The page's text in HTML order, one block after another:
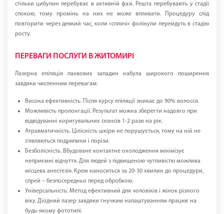
стільки цибулин перебуває в активній фазі. Решта перебувають у стадії
спокою, тому промінь на них не може впливати. Процедуру слід
повторити через деякий час, коли «сплячі» фолікули перейдуть в стадію
росту.
ПЕРЕВАГИ ПОСЛУГИ В ЖИТОМИРІ
Лазерна епіляція пахвових западин набула широкого поширення
завдяки численним перевагам:
Висока ефективність. Після курсу епіляції зникає до 90% волосся.
Можливість пролонгації. Результат можна зберегти надовго при
відвідуванні коригувальних сеансів 1-2 рази на рік.
Атравматичність. Цілісність шкіри не порушується, тому на ній не
з'являються подряпини і порізи.
Безболісність. Вбудоване контактне охолодження мінімізує
неприємні відчуття. Для людей з підвищеною чутливістю можлива
місцева анестезія. Крем наноситься за 20-30 хвилин до процедури,
спрей – безпосередньо перед обробкою.
Універсальність. Метод ефективний для чоловіків і жінок різного
віку. Діодний лазер завдяки гнучким налаштуванням працює на
будь-якому фототипі.